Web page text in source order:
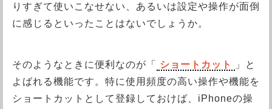
りすぎて使いこなせない、あるいは設定や操作が面倒
に感じるといったことはないでしょうか。
そのようなときに便利なのが「 ショートカット
」と
よばれる機能です。特に使用頻度の高い操作や機能を
ショートカットとして登録しておけば、iPhoneの操